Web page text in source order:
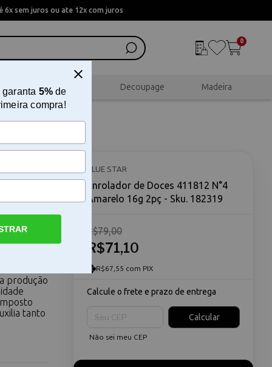
6x sem juros ou ate 12x com juros
0
Scrapbook Decoupage Madeira
Enrolador
produção
tanto
BLUE STAR
Enrolador de Doces 411812 N°4
Amarelo 16g 2pç - Sku. 182319
R$71,10
R$79,00
R$67,55 com PIX
Calcule o frete e prazo de entrega
Calcular
Não sei meu CEP
garanta 5%de
compra!